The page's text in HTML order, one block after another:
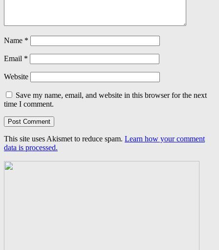
Name *
Email *
Website
Save my name, email, and website in this browser for the next
time I comment.
This site uses Akismet to reduce spam. Learn how your comment
data is processed.